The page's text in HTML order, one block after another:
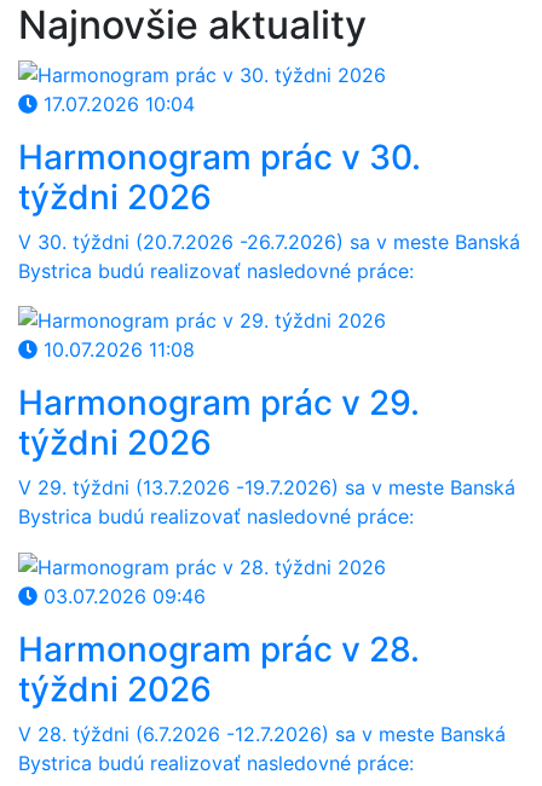
Najnovšie aktuality
17.07.2026 10:04
Harmonogram prác v 30.
týždni 2026
V 30. týždni (20.7.2026 -26.7.2026) sa v meste Banská
Bystrica budú realizovať nasledovné práce:
10.07.2026 11:08
Harmonogram prác v 29.
týždni 2026
V 29. týždni (13.7.2026 -19.7.2026) sa v meste Banská
Bystrica budú realizovať nasledovné práce:
03.07.2026 09:46
Harmonogram prác v 28.
týždni 2026
V 28. týždni (6.7.2026 -12.7.2026) sa v meste Banská
Bystrica budú realizovať nasledovné práce: